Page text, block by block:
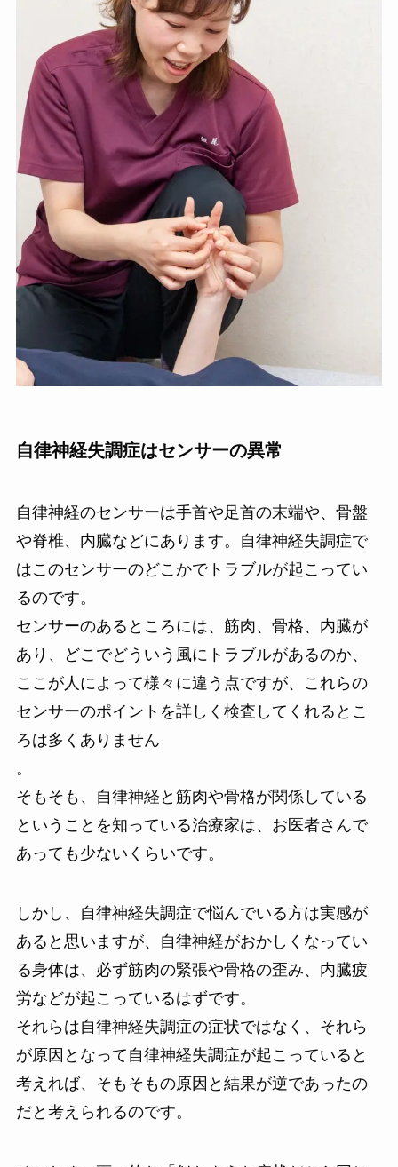
自律神経失調症はセンサーの異常
自律神経のセンサーは手首や足首の末端や、骨盤
や脊椎、内臓などにあります。自律神経失調症で
はこのセンサーのどこかでトラブルが起こってい
るのです。
センサーのあるところには、筋肉、骨格、内臓が
あり、どこでどういう風にトラブルがあるのか、
ここが人によって様々に違う点ですが、これらの
センサーのポイントを詳しく検査してくれるとこ
ろは多くありません
。
そもそも、自律神経と筋肉や骨格が関係している
ということを知っている治療家は、お医者さんで
あっても少ないくらいです。
しかし、自律神経失調症で悩んでいる方は実感が
あると思いますが、自律神経がおかしくなってい
る身体は、必ず筋肉の緊張や骨格の歪み、内臓疲
労などが起こっているはずです。
それらは自律神経失調症の症状ではなく、それら
が原因となって自律神経失調症が起こっていると
考えれば、そもそもの原因と結果が逆であったの
だと考えられるのです。